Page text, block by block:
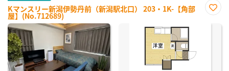
Kマンスリー新潟伊勢丹前（新潟駅北口） 203・1K-【角部
屋】(No.712689)
に入